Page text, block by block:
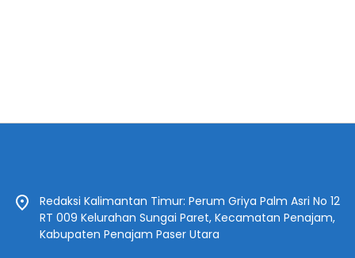
Redaksi Kalimantan Timur: Perum Griya Palm Asri No 12
RT 009 Kelurahan Sungai Paret, Kecamatan Penajam,
Kabupaten Penajam Paser Utara